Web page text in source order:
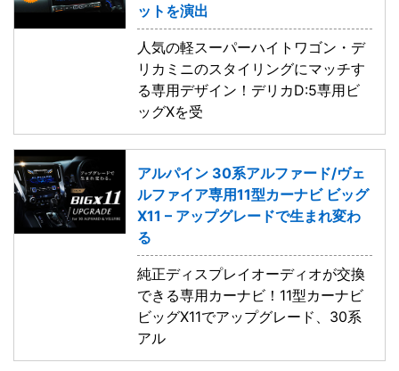
ットを演出
人気の軽スーパーハイトワゴン・デ
リカミニのスタイリングにマッチす
る専用デザイン！デリカD:5専用ビ
ッグXを受
アルパイン 30系アルファード/ヴェ
ルファイア専用11型カーナビ ビッグ
X11 – アップグレードで生まれ変わ
る
純正ディスプレイオーディオが交換
できる専用カーナビ！11型カーナビ
ビッグX11でアップグレード、30系
アル